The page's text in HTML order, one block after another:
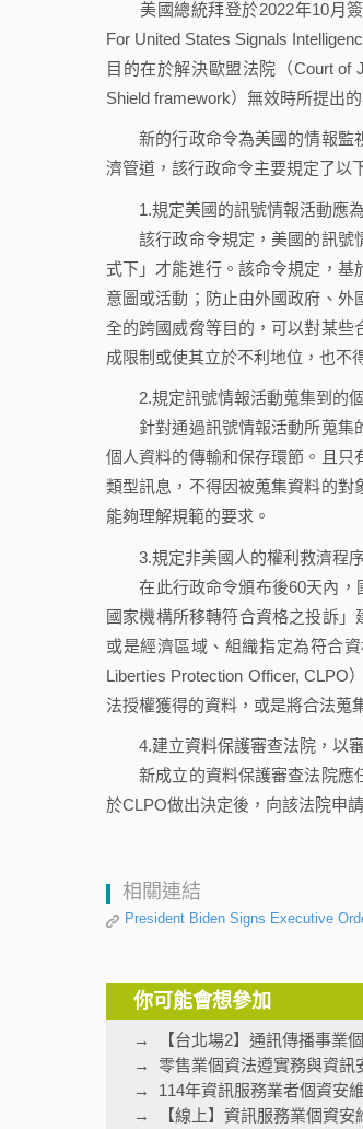
美國總統拜登於2022年10月簽
For United States Signals
目的在於解決歐盟法院（Court of
Shield framework）無效時所提出
新的行政命令為美國的情報監視
濟管道，該行政命令主要規定了以
1.規定美國的訊號情報活動應為
該行政命令規定，美國的訊號情
式下」才能進行。該命令規定，基
意圖或活動；防止由外國政府、
全的跨國威脅等目的，可以對某些
成限制或使其立於不利地位，也不
2.規定訊號情報活動蒐集到的個
針對通過訊號情報活動所蒐集的
個人資料的傳輸和保存環節。且只
類型訊息，不得因被蒐集資料的對
能夠理解規範的要求。
3.規定非美國人的權利救濟程序
在此行政命令頒布後60天內，
國家機構所移轉符合資格之投訴
或是經濟區域、組織指定為符合
Liberties Protection Officer,
法授權獲得的資料，或是將合法蒐
4.建立資料保護審查法院，以審
新成立的資料保護審查法院應任
於CLPO做出決定後，向該法院申
相關連結
President Biden Signs Executive
你可能會想參加
【台北場2】通訊傳播事業
零售業個資法遵實務與資訊
114年資訊服務業者個資安
【線上】資訊服務業個資